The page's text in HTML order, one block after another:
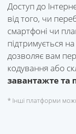
Доступ до
від того, чи
смартфоні чи
підтримується
дозволяє вам
кодування або
завантажте та
* Інші платформи